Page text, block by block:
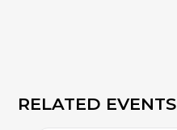
RELATED EVENTS